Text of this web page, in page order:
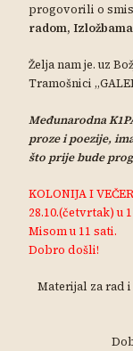
progovorili o
radom,
Želja nam je. uz
Tramošnici
Međunarodna
proze i poezije,
što prije bude
KOLONIJA I
28.10.(četvrtak) u
Misom u 11 sati.
Dobro došli!
Materijal za rad i